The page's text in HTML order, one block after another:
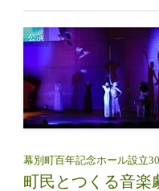
公演
幕別町百年記念ホール設立
町民とつくる音楽